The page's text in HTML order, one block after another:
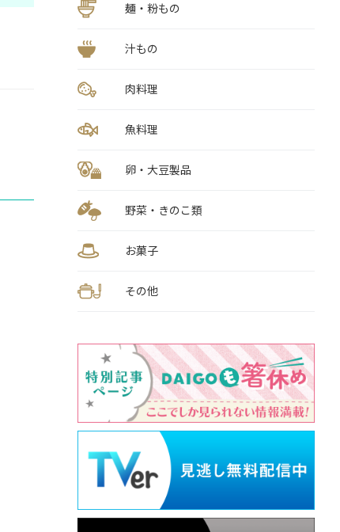
麺・粉もの
汁もの
肉料理
魚料理
卵・大豆製品
野菜・きのこ類
お菓子
その他